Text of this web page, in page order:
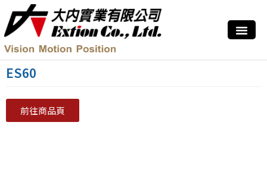
ES60
前往商品頁